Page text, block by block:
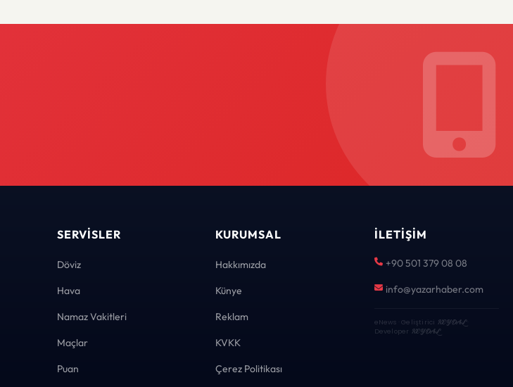
SERVISLER
Döviz
Hava
Namaz Vakitleri
Maçlar
Puan
KURUMSAL
Hakkımızda
Künye
Reklam
KVKK
Çerez Politikası
İLETIŞIM
+90 501 379 08 08
info@yazarhaber.com
eNews · Geliştirici KEYDAL·
Developer KEYDAL